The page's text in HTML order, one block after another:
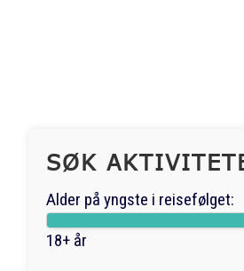
SØK
Alder på yngste i reisefølget:
18+ år